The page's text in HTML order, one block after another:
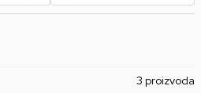
3 proizvoda